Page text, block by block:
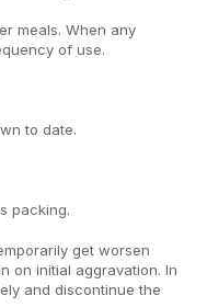
meals. When any
of use.
to date.
packing.
get worsen
on initial aggravation. In
and discontinue the